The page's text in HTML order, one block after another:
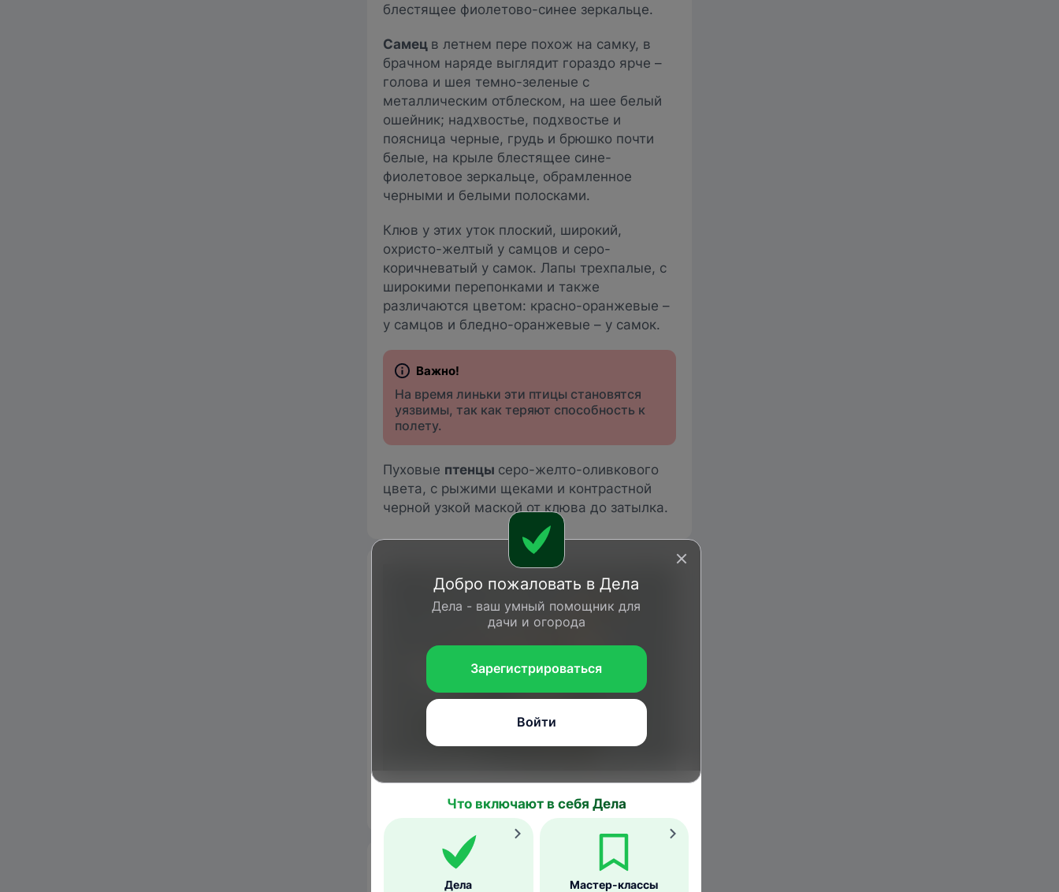
блестящее фиолетово-синее зеркальце.
Самец в летнем пере похож на самку, в
брачном наряде выглядит гораздо ярче –
голова и шея темно-зеленые с
металлическим отблеском, на шее белый
ошейник; надхвостье, подхвостье и
поясница черные, грудь и брюшко почти
белые, на крыле блестящее сине-
фиолетовое зеркальце, обрамленное
черными и белыми полосками.
Клюв у этих уток плоский, широкий,
охристо-желтый у самцов и серо-
коричневатый у самок. Лапы трехпалые, с
широкими перепонками и также
различаются цветом: красно-оранжевые –
у самцов и бледно-оранжевые – у самок.
На время линьки эти птицы становятся
уязвимы, так как теряют способность к
полету.
Пуховые птенцы серо-желто-оливкового
цвета, с рыжими щеками и контрастной
черной узкой маской от клюва до затылка.
Самка кряквы
/wikimedia.org
Образ жизни
Добро пожаловать в Дела
Дела - ваш умный помощник для
дачи и огорода
Зарегистрироваться
Войти
Что включают в себя Дела
Дела Мастер-классы